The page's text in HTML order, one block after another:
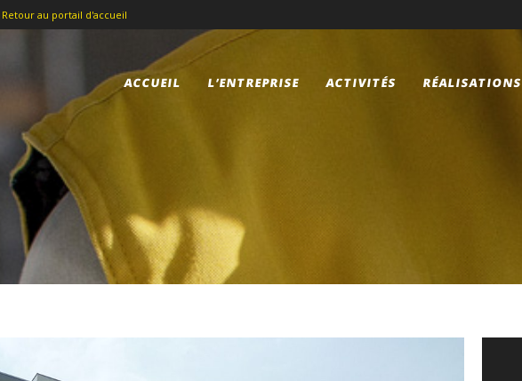
Retour au portail d'accueil
ACCUEIL L’ENTREPRISE ACTIVITÉS RÉALISATIONS